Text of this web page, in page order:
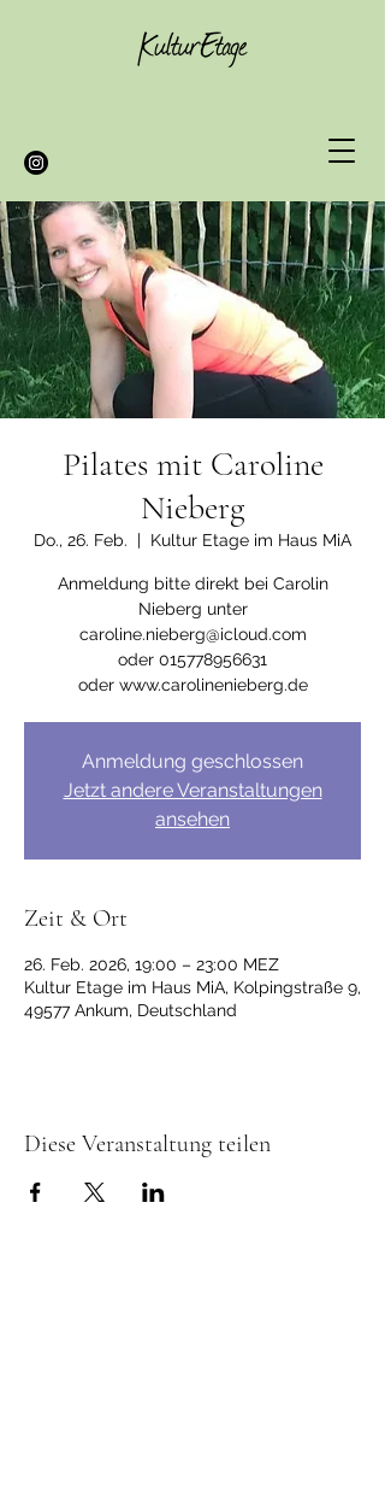
Pilates mit Caroline
Nieberg
Do., 26. Feb.
  |
Kultur Etage im Haus MiA
Anmeldung bitte direkt bei Carolin
Nieberg unter
caroline.nieberg@icloud.com
oder 015778956631
oder www.carolinenieberg.de
Anmeldung geschlossen
Jetzt andere Veranstaltungen
ansehen
Zeit & Ort
26. Feb. 2026, 19:00 – 23:00 MEZ
Kultur Etage im Haus MiA, Kolpingstraße 9,
49577 Ankum, Deutschland
Diese Veranstaltung teilen